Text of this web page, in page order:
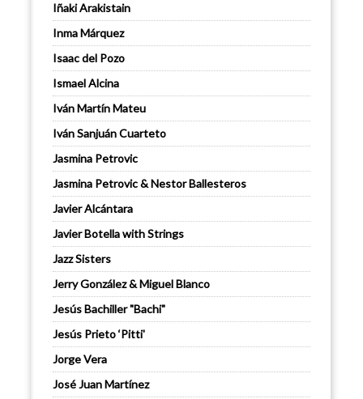
Iñaki Arakistain
Inma Márquez
Isaac del Pozo
Ismael Alcina
Iván Martín Mateu
Iván Sanjuán Cuarteto
Jasmina Petrovic
Jasmina Petrovic & Nestor Ballesteros
Javier Alcántara
Javier Botella with Strings
Jazz Sisters
Jerry González & Miguel Blanco
Jesús Bachiller "Bachi"
Jesús Prieto ‘Pitti'
Jorge Vera
José Juan Martínez